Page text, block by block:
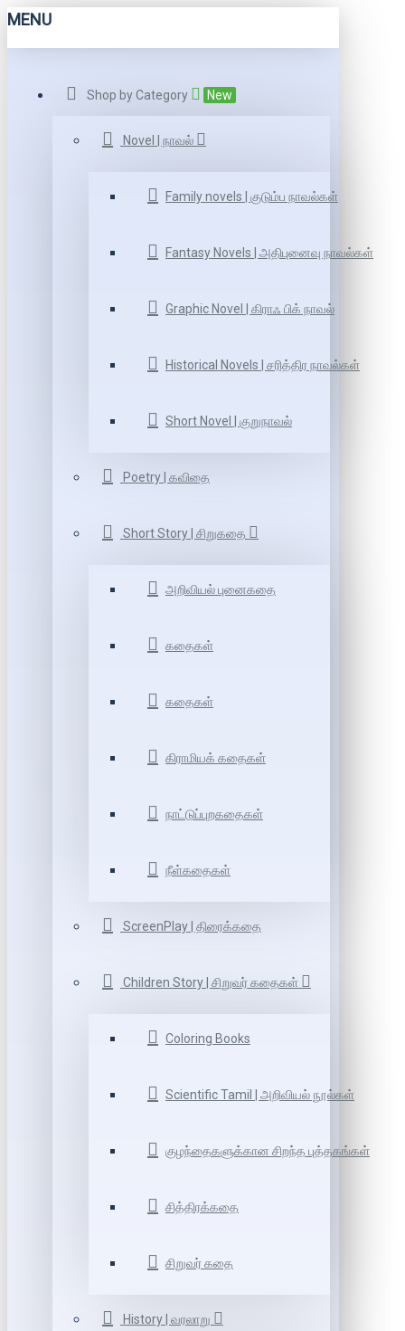
MENU
Shop by Category New
Novel | நாவல்
Family novels | குடும்ப நாவல்கள்
Fantasy Novels | அதிபுனைவு நாவல்கள்
Graphic Novel | கிராஃ பிக் நாவல்
Historical Novels | சரித்திர நாவல்கள்
Short Novel | குறுநாவல்
Poetry | கவிதை
Short Story | சிறுகதை
அறிவியல் புனைகதை
கதைகள்
கதைகள்
கிராமியக் கதைகள்
நாட்டுப்புறகதைகள்
நீள்கதைகள்
ScreenPlay | திரைக்கதை
Children Story | சிறுவர் கதைகள்
Coloring Books
Scientific Tamil | அறிவியல் நூல்கள்
குழந்தைகளுக்கான சிறந்த புத்தகங்கள்
சித்திரக்கதை
சிறுவர் கதை
History | வரலாறு